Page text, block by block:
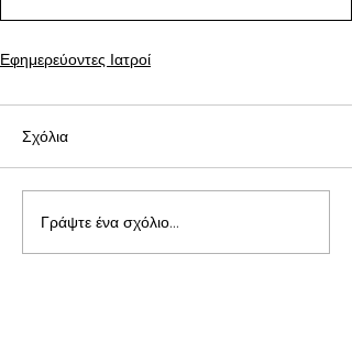
Εφημερεύοντες Ιατροί
Σχόλια
Γράψτε ένα σχόλιο...